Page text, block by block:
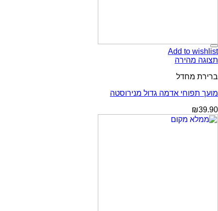
Add to wishlist
תצוגה מהירה
ברירת מחדל
מועך תפוחי אדמה גדול מנירוסטה
₪39.90